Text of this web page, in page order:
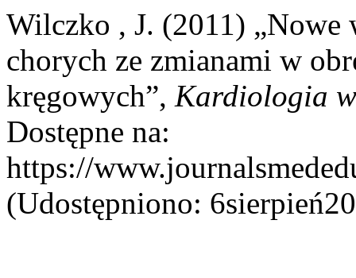
Wilczko , J. (2011) „Nowe
chorych ze zmianami w
kręgowych”, Kardiologia
Dostępne na:
https://
(Udostępniono: